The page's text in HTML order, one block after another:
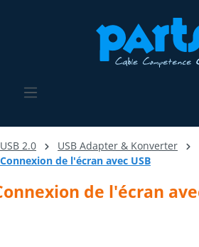
USB 2.0
USB Adapter & Konverter
Connexion de l'écran avec USB
de l'écran